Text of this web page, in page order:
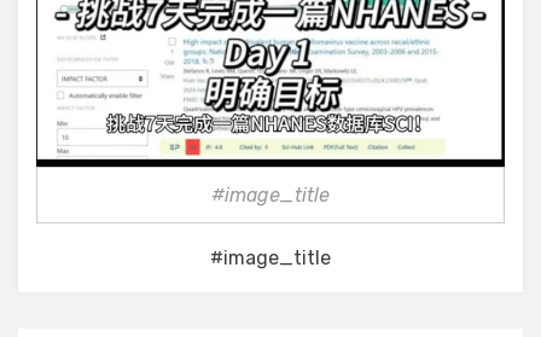
#image_title
#image_title